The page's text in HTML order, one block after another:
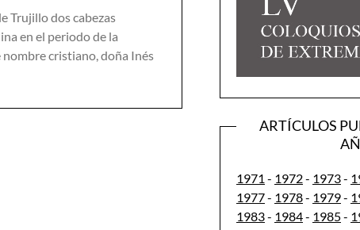
Trujillo dos cabezas
en el periodo de la
nombre cristiano, doña Inés
ARTÍCULOS
1971 - 1972- 1973-
1977- 1978- 1979-
1983- 1984- 1985-